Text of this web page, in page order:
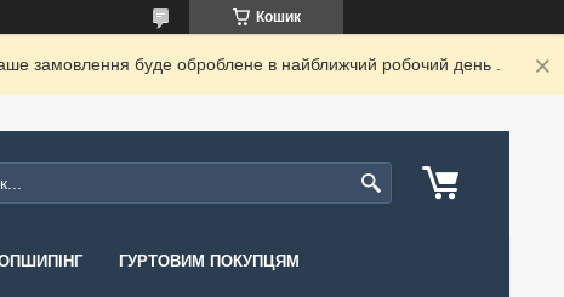
Кошик
замовлення буде оброблене в найближчий робочий день .
ГУРТОВИМ ПОКУПЦЯМ